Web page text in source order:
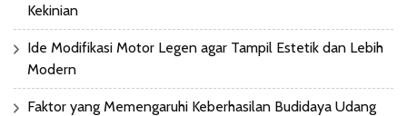
Kekinian
Ide Modifikasi Motor Legen agar Tampil Estetik dan Lebih
Modern
Faktor yang Memengaruhi Keberhasilan Budidaya Udang